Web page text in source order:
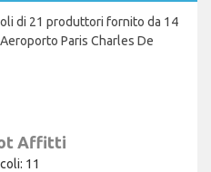
di 21 produttori fornito da 14
Paris Charles De
Affitti
11